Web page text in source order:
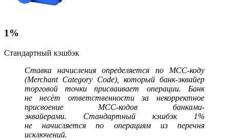
1%
Стандартный кэшбэк
Ставка начисления определяется по MCC-коду
(Merchant Category Code), который банк-эквайер
торговой точки присваивает операции. Банк
не несёт ответственности за некорректное
присвоение MCC-кодов банками-
эквайерами. Стандартный кэшбэк 1%
не начисляется по операциям из перечня
исключений.